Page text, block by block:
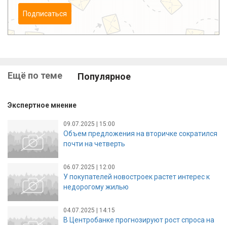
Подписаться
Ещё по теме Популярное
Экспертное мнение
09.07.2025 | 15:00
Объем предложения на вторичке сократился
почти на четверть
06.07.2025 | 12:00
У покупателей новостроек растет интерес к
недорогому жилью
04.07.2025 | 14:15
В Центробанке прогнозируют рост спроса на